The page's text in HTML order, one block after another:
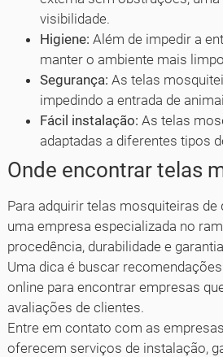
visibilidade.
Higiene: Além de impedir a
manter o ambiente mais
Segurança: As telas
impedindo a entrada de
Fácil instalação: As telas
adaptadas a diferentes tipos
Onde encontrar telas
Para adquirir telas mosquiteiras
uma empresa especializada no
procedência, durabilidade e
Uma dica é buscar
online para encontrar empresas
avaliações de clientes.
Entre em contato com as
oferecem serviços de instalação,